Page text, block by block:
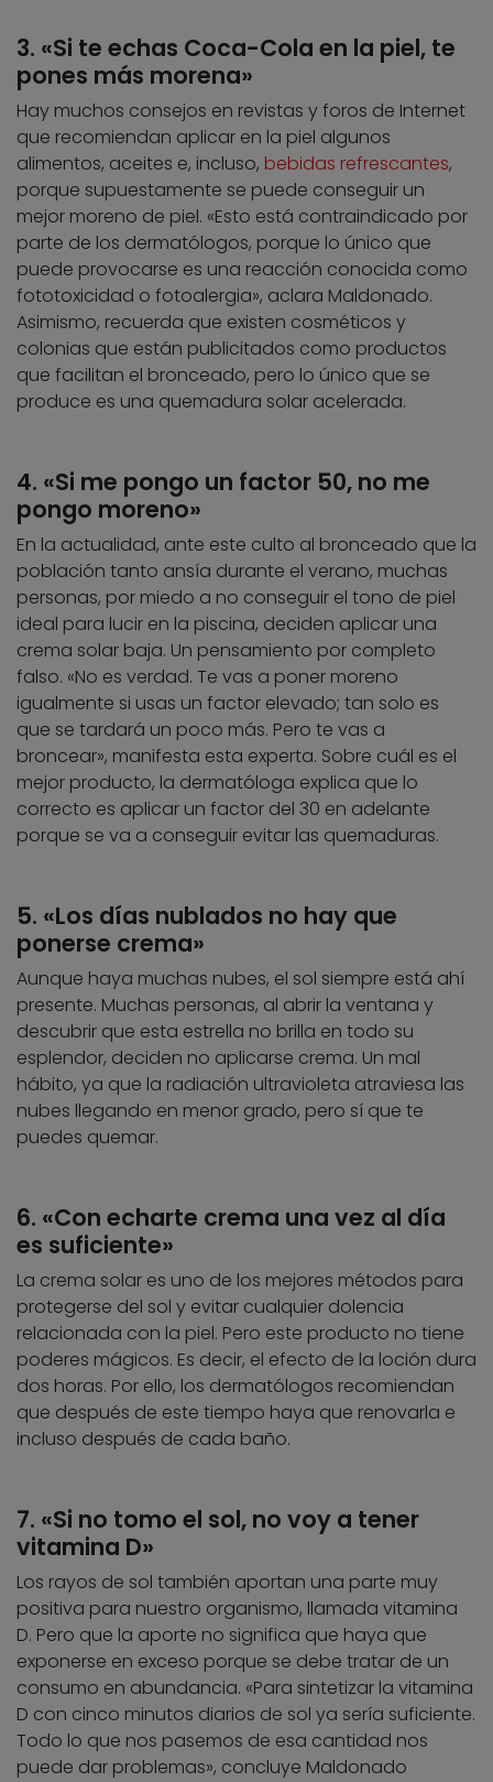
3. «Si te echas Coca-Cola en la piel, te
pones más morena»
Hay muchos consejos en revistas y foros de Internet
que recomiendan aplicar en la piel algunos
alimentos, aceites e, incluso, bebidas refrescantes,
porque supuestamente se puede conseguir un
mejor moreno de piel. «Esto está contraindicado por
parte de los dermatólogos, porque lo único que
puede provocarse es una reacción conocida como
fototoxicidad o fotoalergia», aclara Maldonado.
Asimismo, recuerda que existen cosméticos y
colonias que están publicitados como productos
que facilitan el bronceado, pero lo único que se
produce es una quemadura solar acelerada.
4. «Si me pongo un factor 50, no me
pongo moreno»
En la actualidad, ante este culto al bronceado que la
población tanto ansía durante el verano, muchas
personas, por miedo a no conseguir el tono de piel
ideal para lucir en la piscina, deciden aplicar una
crema solar baja. Un pensamiento por completo
falso. «No es verdad. Te vas a poner moreno
igualmente si usas un factor elevado; tan solo es
que se tardará un poco más. Pero te vas a
broncear», manifesta esta experta. Sobre cuál es el
mejor producto, la dermatóloga explica que lo
correcto es aplicar un factor del 30 en adelante
porque se va a conseguir evitar las quemaduras.
5. «Los días nublados no hay que
ponerse crema»
Aunque haya muchas nubes, el sol siempre está ahí
presente. Muchas personas, al abrir la ventana y
descubrir que esta estrella no brilla en todo su
esplendor, deciden no aplicarse crema. Un mal
hábito, ya que la radiación ultravioleta atraviesa las
nubes llegando en menor grado, pero sí que te
puedes quemar.
6. «Con echarte crema una vez al día
es suficiente»
La crema solar es uno de los mejores métodos para
protegerse del sol y evitar cualquier dolencia
relacionada con la piel. Pero este producto no tiene
poderes mágicos. Es decir, el efecto de la loción dura
dos horas. Por ello, los dermatólogos recomiendan
que después de este tiempo haya que renovarla e
incluso después de cada baño.
7. «Si no tomo el sol, no voy a tener
vitamina D»
Los rayos de sol también aportan una parte muy
positiva para nuestro organismo, llamada vitamina
D. Pero que la aporte no significa que haya que
exponerse en exceso porque se debe tratar de un
consumo en abundancia. «Para sintetizar la vitamina
D con cinco minutos diarios de sol ya sería suficiente.
Todo lo que nos pasemos de esa cantidad nos
puede dar problemas», concluye Maldonado